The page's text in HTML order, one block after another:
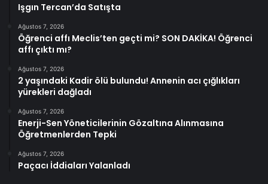
Işgın Tercan’da Satışta
Ağustos 7, 2026
Öğrenci affı Meclis’ten geçti mi? SON DAKİKA! Öğrenci
affı çıktı mı?
Ağustos 7, 2026
2 yaşındaki Kadir ölü bulundu! Annenin acı çığlıkları
yürekleri dağladı
Ağustos 7, 2026
Enerji-Sen Yöneticilerinin Gözaltına Alınmasına
Öğretmenlerden Tepki
Ağustos 7, 2026
Paçacı İddiaları Yalanladı